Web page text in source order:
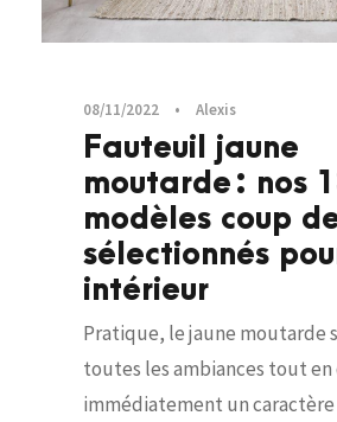
08/11/2022 • Alexis
Fauteuil jaune
moutarde : nos
modèles coup
sélectionnés
intérieur
Pratique, le jaune moutarde
toutes les ambiances tout
immédiatement un